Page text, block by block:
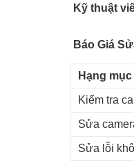
Kỹ thuật
Báo Giá
Hạng
Kiểm tra
Sửa
Sửa lỗi